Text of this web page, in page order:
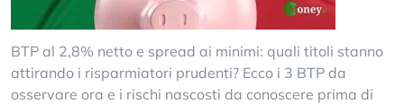
BTP al 2,8% netto e spread ai minimi: quali titoli stanno
attirando i risparmiatori prudenti? Ecco i 3 BTP da
osservare ora e i rischi nascosti da conoscere prima di